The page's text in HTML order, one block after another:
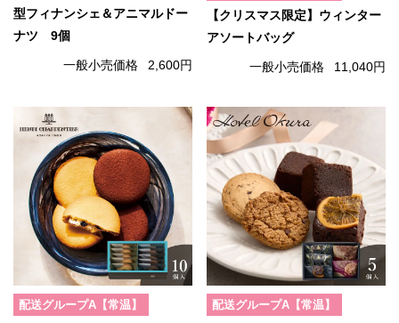
型フィナンシェ＆アニマルドー
ナツ 9個
一般小売価格 2,600円
【クリスマス限定】ウィンター
アソートバッグ
一般小売価格 11,040円
配送グループA【常温】
配送グループA【常温】